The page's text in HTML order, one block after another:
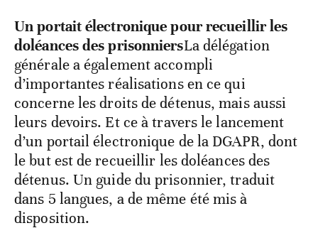
Un portait électronique pour recueillir les
doléances des prisonniersLa délégation
générale a également accompli
d’importantes réalisations en ce qui
concerne les droits de détenus, mais aussi
leurs devoirs. Et ce à travers le lancement
d’un portail électronique de la DGAPR, dont
le but est de recueillir les doléances des
détenus. Un guide du prisonnier, traduit
dans 5 langues, a de même été mis à
disposition.